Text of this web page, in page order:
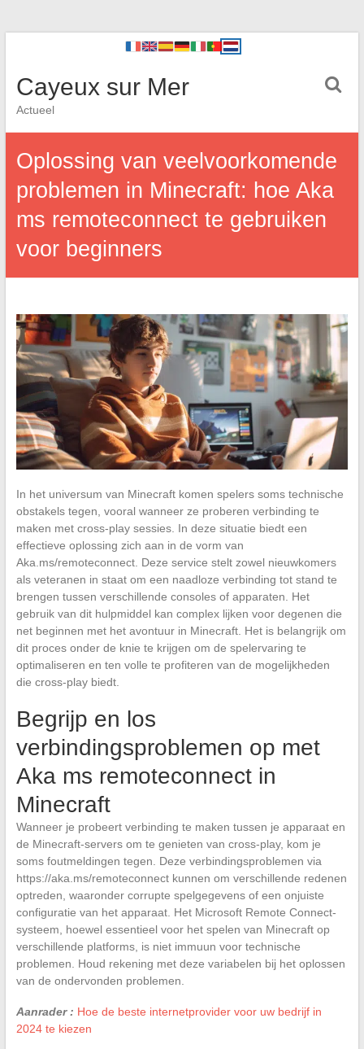
Cayeux sur Mer
Actueel
Oplossing van veelvoorkomende
problemen in Minecraft: hoe Aka
ms remoteconnect te gebruiken
voor beginners
In het universum van Minecraft komen spelers soms technische
obstakels tegen, vooral wanneer ze proberen verbinding te
maken met cross-play sessies. In deze situatie biedt een
effectieve oplossing zich aan in de vorm van
Aka.ms/remoteconnect. Deze service stelt zowel nieuwkomers
als veteranen in staat om een naadloze verbinding tot stand te
brengen tussen verschillende consoles of apparaten. Het
gebruik van dit hulpmiddel kan complex lijken voor degenen die
net beginnen met het avontuur in Minecraft. Het is belangrijk om
dit proces onder de knie te krijgen om de spelervaring te
optimaliseren en ten volle te profiteren van de mogelijkheden
die cross-play biedt.
Begrijp en los
verbindingsproblemen op met
Aka ms remoteconnect in
Minecraft
Wanneer je probeert verbinding te maken tussen je apparaat en
de Minecraft-servers om te genieten van cross-play, kom je
soms foutmeldingen tegen. Deze verbindingsproblemen via
https://aka.ms/remoteconnect kunnen om verschillende redenen
optreden, waaronder corrupte spelgegevens of een onjuiste
configuratie van het apparaat. Het Microsoft Remote Connect-
systeem, hoewel essentieel voor het spelen van Minecraft op
verschillende platforms, is niet immuun voor technische
problemen. Houd rekening met deze variabelen bij het oplossen
van de ondervonden problemen.
Aanrader : Hoe de beste internetprovider voor uw bedrijf in
2024 te kiezen